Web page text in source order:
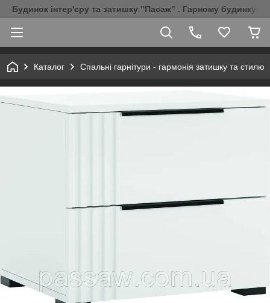
Будинок інтер'єру та затишку "Пасаж" . Гарному будинку-
Каталог Спальні гарнітури - гармонія затишку та стилю